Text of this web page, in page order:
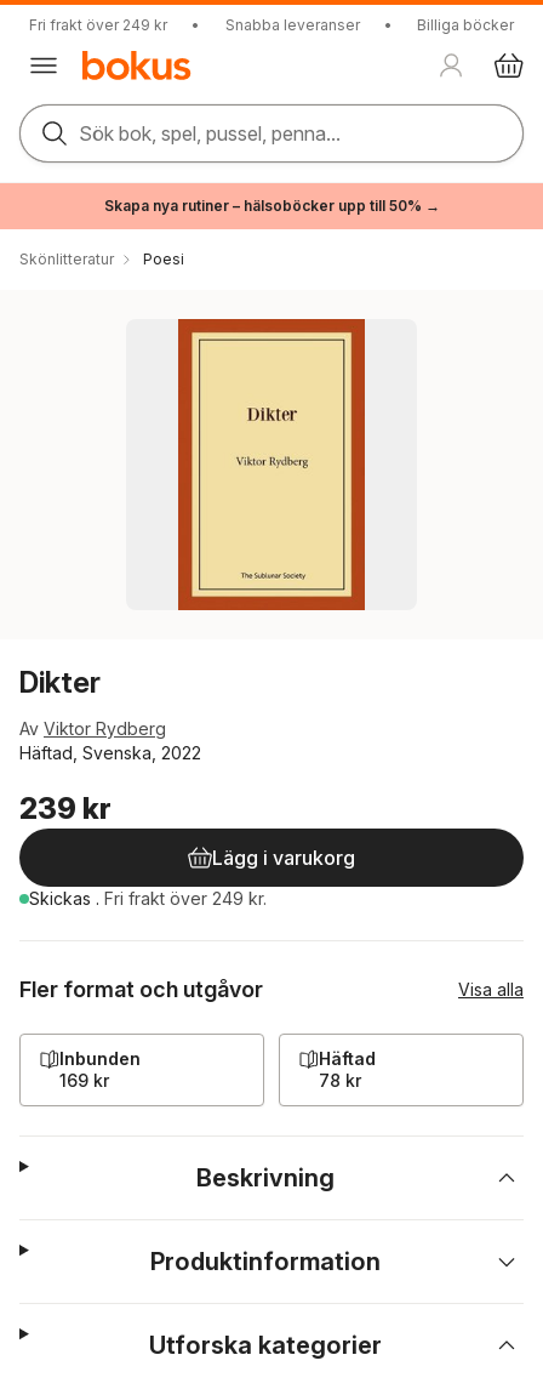
Fri frakt över 249 kr • Snabba leveranser • Billiga böcker
Sök bok, spel, pussel, penna...
Skapa nya rutiner – hälsoböcker upp till 50% →
Skönlitteratur Poesi
Dikter
Av Viktor Rydberg
Häftad, Svenska, 2022
239 kr
Lägg i varukorg
Skickas . Fri frakt över 249 kr.
Fler format och utgåvor Visa alla
Inbunden
169 kr
Häftad
78 kr
Beskrivning
Produktinformation
Utforska kategorier